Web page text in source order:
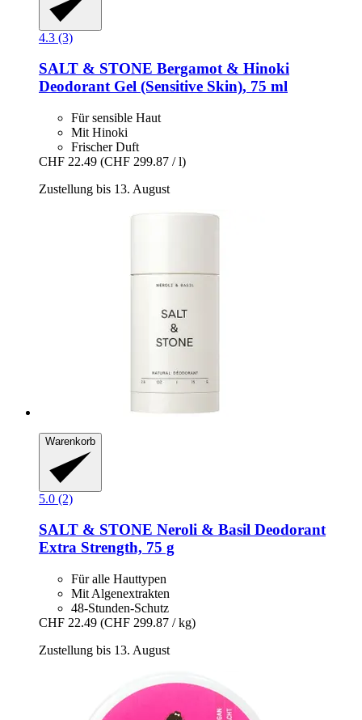
4.3 (3)
SALT & STONE Bergamot & Hinoki
Deodorant Gel (Sensitive Skin), 75 ml
Für sensible Haut
Mit Hinoki
Frischer Duft
CHF 22.49 (CHF 299.87 / l)
Zustellung bis 13. August
Warenkorb
5.0 (2)
SALT & STONE Neroli & Basil Deodorant
Extra Strength, 75 g
Für alle Hauttypen
Mit Algenextrakten
48-Stunden-Schutz
CHF 22.49 (CHF 299.87 / kg)
Zustellung bis 13. August